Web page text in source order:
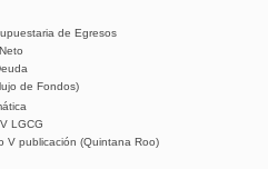
de Egresos
de Fondos)
LGCG
V publicación (Quintana Roo)